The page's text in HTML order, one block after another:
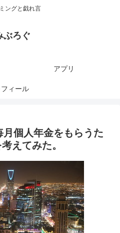
ングと戯れ言
ぶろぐ
アプリ
ィール
月個人年金をもらうた
えてみた。